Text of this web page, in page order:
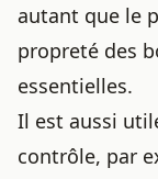
autant que le
propreté des
essentielles.
Il est aussi
contrôle, par